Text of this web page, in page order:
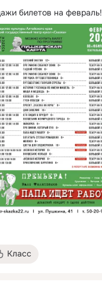
билетов на февраль!
Класс
+7-961-242-66-04
+7-913-025-05-40
Пушкина, 41